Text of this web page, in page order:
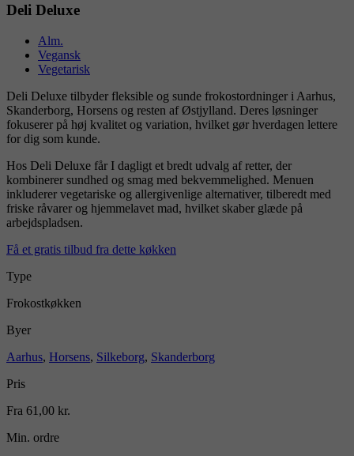
Deli Deluxe
Alm.
Vegansk
Vegetarisk
Deli Deluxe tilbyder fleksible og sunde frokostordninger i Aarhus,
Skanderborg, Horsens og resten af Østjylland. Deres løsninger
fokuserer på høj kvalitet og variation, hvilket gør hverdagen lettere
for dig som kunde.
Hos Deli Deluxe får I dagligt et bredt udvalg af retter, der
kombinerer sundhed og smag med bekvemmelighed. Menuen
inkluderer vegetariske og allergivenlige alternativer, tilberedt med
friske råvarer og hjemmelavet mad, hvilket skaber glæde på
arbejdspladsen.
Få et gratis tilbud fra dette køkken
Type
Frokostkøkken
Byer
Aarhus, Horsens, Silkeborg, Skanderborg
Pris
Fra 61,00 kr.
Min. ordre